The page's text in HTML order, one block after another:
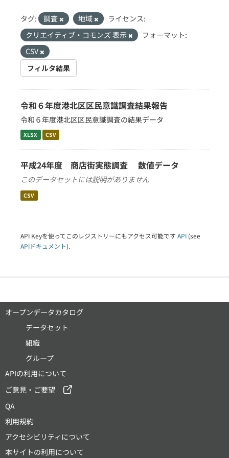
タグ: 調査 地域
ライセンス:
クリエイティブ・コモンズ 表示
フォーマット:
CSV
フィルタ結果
令和６年度港北区区民意識調査結果報告
令和６年度港北区区民意識調査の結果データ
XLSX CSV
平成24年度 商店街実態調査 数値データ
このデータセットには説明がありません
CSV
API Keyを使ってこのレジストリーにもアクセス可能です API (see
APIドキュメント).
オープンデータカタログ
データセット
組織
グループ
APIの利用について
ご意見・ご要望
QA
利用規約
アクセシビリティについて
本サイトの利用について